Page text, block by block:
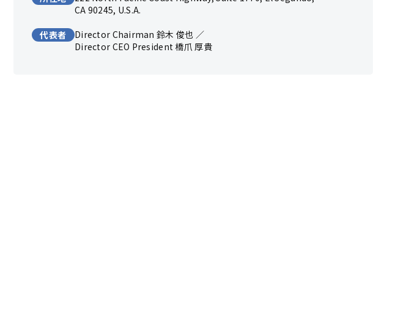
CA 90245, U.S.A.
代表者
Director Chairman 鈴木 俊也 ／
Director CEO President 橋爪 厚貴